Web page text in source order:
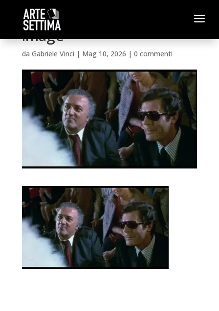
a
image
da Gabriele Vinci | Mag 10, 2026 | 0 commenti